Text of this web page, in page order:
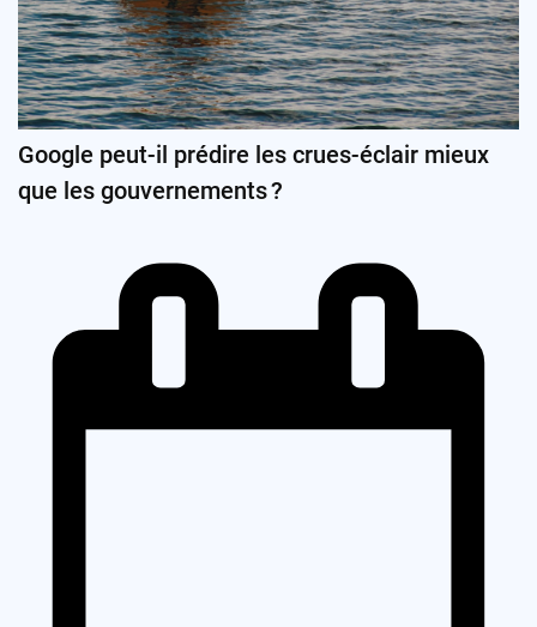
Google peut-il prédire les crues-éclair mieux
que les gouvernements ?